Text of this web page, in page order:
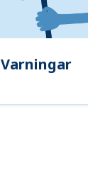
Varningar